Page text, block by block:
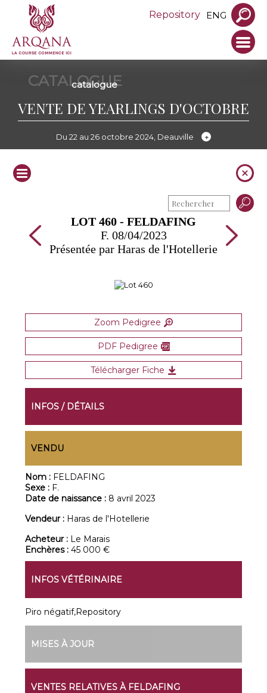
Repository ENG
CATALOGUE
catalogue
VENTE DE YEARLINGS D'OCTOBRE
Du 22 au 26 octobre 2024, Deauville
LOT 460 - FELDAFING
F. 08/04/2023
Présentée par Haras de l'Hotellerie
Zoom Pedigree
PDF Pedigree
Télécharger Fiche
INFOS / DÉTAILS
VENDU
Nom : FELDAFING
Sexe : F.
Date de naissance : 8 avril 2023
Vendeur : Haras de l'Hotellerie
Acheteur : Le Marais
Enchères :45 000 €
INFOS VÉTÉRINAIRE
Piro négatif,Repository
MISES À JOUR
VENTES RELATIVES À FELDAFING